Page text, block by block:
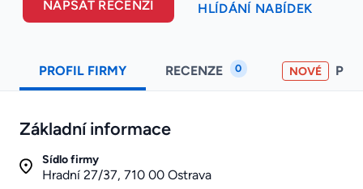
NAPSAT RECENZI HLÍDÁNÍ NABÍDEK
PROFIL FIRMY RECENZE 0 NOVÉ
Základní informace
Sídlo firmy
Hradní 27/37, 710 00 Ostrava